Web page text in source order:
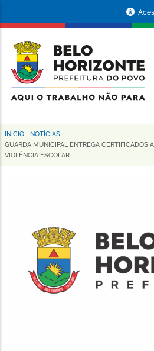
conteúdo
principal
da
Prefeitura
de
Horizonte
Trilha
de
INÍCIO - NOTÍCIAS -
GUARDA MUNICIPAL ENTREGA CERTIFICADOS
VIOLÊNCIA ESCOLAR